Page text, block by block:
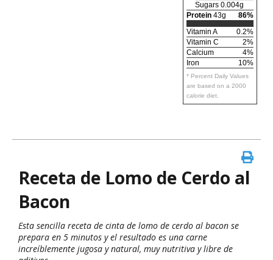
Sugars 0.004g
Protein 43g
86%
Vitamin A
0.2%
Vitamin C
2%
Calcium
4%
Iron
10%
* Percent Daily Values
are based on a 2000
calorie diet.
Receta de Lomo de Cerdo al
Bacon
Esta sencilla receta de cinta de lomo de cerdo al bacon se
prepara en 5 minutos y el resultado es una carne
increíblemente jugosa y natural, muy nutritiva y libre de